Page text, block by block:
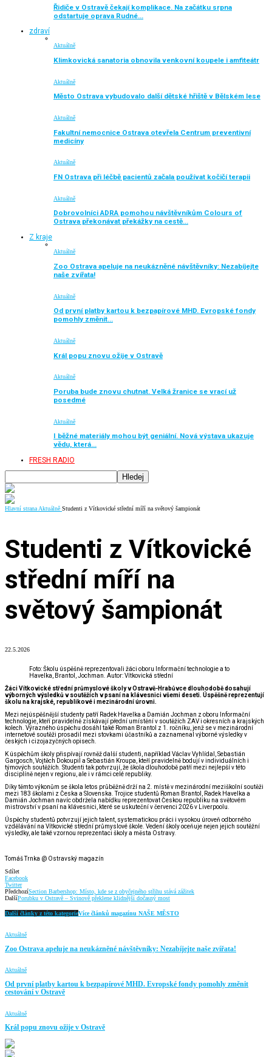
Řidiče v Ostravě čekají komplikace. Na začátku srpna
odstartuje oprava Rudné…
zdraví
Aktuálně
Klimkovická sanatoria obnovila venkovní koupele i amfiteátr
Aktuálně
Město Ostrava vybudovalo další dětské hřiště v Bělském lese
Aktuálně
Fakultní nemocnice Ostrava otevřela Centrum preventivní
medicíny
Aktuálně
FN Ostrava při léčbě pacientů začala používat kočičí terapii
Aktuálně
Dobrovolníci ADRA pomohou návštěvníkům Colours of
Ostrava překonávat překážky na cestě…
Z kraje
Aktuálně
Zoo Ostrava apeluje na neukázněné návštěvníky: Nezabíjejte
naše zvířata!
Aktuálně
Od první platby kartou k bezpapírové MHD. Evropské fondy
pomohly změnit…
Aktuálně
Král popu znovu ožije v Ostravě
Aktuálně
Poruba bude znovu chutnat. Velká žranice se vrací už
posedmé
Aktuálně
I běžné materiály mohou být geniální. Nová výstava ukazuje
vědu, která…
FRESH RADIO
Hlavní strana Aktuálně Studenti z Vítkovické střední míří na světový šampionát
Studenti z Vítkovické
střední míří na
světový šampionát
22.5.2026
Foto: Školu úspěšně reprezentovali žáci oboru Informační technologie a to
Havelka, Brantol, Jochman. Autor: Vítkovická střední
Žáci Vítkovické střední průmyslové školy v Ostravě-Hrabůvce dlouhodobě dosahují
výborných výsledků v soutěžích v psaní na klávesnici všemi deseti. Úspěšně reprezentují
školu na krajské, republikové i mezinárodní úrovni.
Mezi nejúspěšnější studenty patří Radek Havelka a Damián Jochman z oboru Informační
technologie, kteří pravidelně získávají přední umístění v soutěžích ZAV i okresních a krajských
kolech. Výrazného úspěchu dosáhl také Roman Brantol z 1. ročníku, jenž se v mezinárodní
internetové soutěži prosadil mezi stovkami účastníků a zaznamenal výborné výsledky v
českých i cizojazyčných opisech.
K úspěchům školy přispívají rovněž další studenti, například Václav Vyhlídal, Sebastián
Gargosch, Vojtěch Dokoupil a Sebastián Kroupa, kteří pravidelně bodují v individuálních i
týmových soutěžích. Studenti tak potvrzují, že škola dlouhodobě patří mezi nejlepší v této
disciplíně nejen v regionu, ale i v rámci celé republiky.
Díky těmto výkonům se škola letos průběžně drží na 2. místě v mezinárodní meziškolní soutěži
mezi 183 školami z Česka a Slovenska. Trojice studentů Roman Brantol, Radek Havelka a
Damián Jochman navíc obdržela nabídku reprezentovat Českou republiku na světovém
mistrovství v psaní na klávesnici, které se uskuteční v červenci 2026 v Liverpoolu.
Úspěchy studentů potvrzují jejich talent, systematickou práci i vysokou úroveň odborného
vzdělávání na Vítkovické střední průmyslové škole. Vedení školy oceňuje nejen jejich soutěžní
výsledky, ale také vzornou reprezentaci školy a města Ostravy.
Tomáš Trnka @ Ostravský magazín
Sdílet
Facebook
Twitter
PředchozíSection Barbershop: Místo, kde se z obyčejného střihu stává zážitek
DalšíPorubku v Ostravě – Svinově překlene klidnější dočasný most
Další články z této kategorieVíce článků magazínu NAŠE MĚSTO
Aktuálně
Zoo Ostrava apeluje na neukázněné návštěvníky: Nezabíjejte naše zvířata!
Aktuálně
Od první platby kartou k bezpapírové MHD. Evropské fondy pomohly změnit
cestování v Ostravě
Aktuálně
Král popu znovu ožije v Ostravě